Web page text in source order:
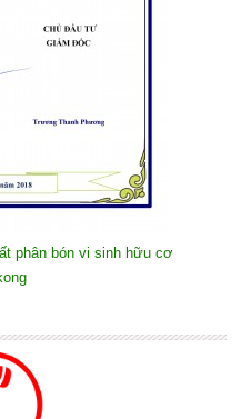
phân bón vi sinh hữu cơ